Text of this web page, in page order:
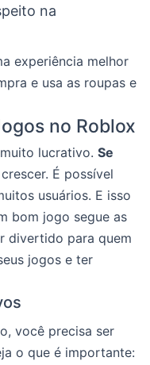
na
experiência melhor
e usa as roupas e
no Roblox
lucrativo. Se
É possível
usuários. E isso
bom jogo segue as
divertido para quem
jogos e ter
você precisa ser
o que é importante: